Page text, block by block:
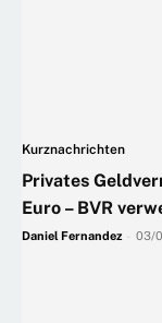
Kurznachrichten
Privates
Euro – BVR
Daniel Fernandez 03/